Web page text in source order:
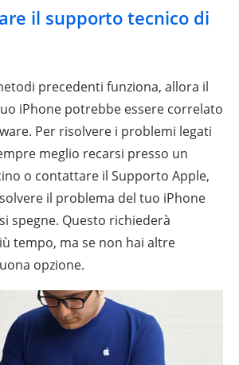
il supporto tecnico di
precedenti funziona, allora il
iPhone potrebbe essere correlato
Per risolvere i problemi legati
meglio recarsi presso un
o contattare il Supporto Apple,
il problema del tuo iPhone
spegne. Questo richiederà
tempo, ma se non hai altre
opzione.